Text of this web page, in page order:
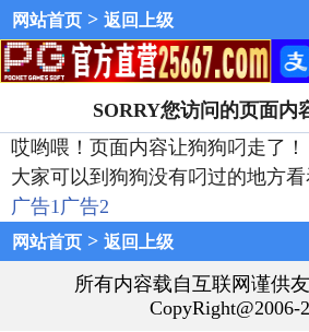
网站首页 > 返回上级
SORRY您访问的页面内
哎哟喂！页面内容让狗狗叼走了！
大家可以到狗狗没有叼过的地方看
广告1广告2
网站首页 > 返回上级
所有内容载自互联网谨供
CopyRight@2006-